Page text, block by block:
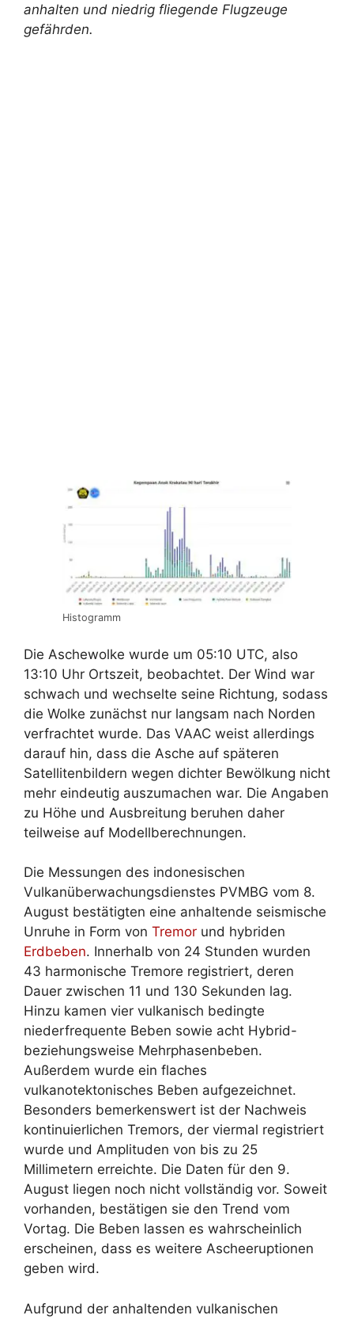
anhalten und niedrig fliegende Flugzeuge
gefährden.
Histogramm
Die Aschewolke wurde um 05:10 UTC, also
13:10 Uhr Ortszeit, beobachtet. Der Wind war
schwach und wechselte seine Richtung, sodass
die Wolke zunächst nur langsam nach Norden
verfrachtet wurde. Das VAAC weist allerdings
darauf hin, dass die Asche auf späteren
Satellitenbildern wegen dichter Bewölkung nicht
mehr eindeutig auszumachen war. Die Angaben
zu Höhe und Ausbreitung beruhen daher
teilweise auf Modellberechnungen.
Die Messungen des indonesischen
Vulkanüberwachungsdienstes PVMBG vom 8.
August bestätigten eine anhaltende seismische
Unruhe in Form von Tremor und hybriden
Erdbeben. Innerhalb von 24 Stunden wurden
43 harmonische Tremore registriert, deren
Dauer zwischen 11 und 130 Sekunden lag.
Hinzu kamen vier vulkanisch bedingte
niederfrequente Beben sowie acht Hybrid-
beziehungsweise Mehrphasenbeben.
Außerdem wurde ein flaches
vulkanotektonisches Beben aufgezeichnet.
Besonders bemerkenswert ist der Nachweis
kontinuierlichen Tremors, der viermal registriert
wurde und Amplituden von bis zu 25
Millimetern erreichte. Die Daten für den 9.
August liegen noch nicht vollständig vor. Soweit
vorhanden, bestätigen sie den Trend vom
Vortag. Die Beben lassen es wahrscheinlich
erscheinen, dass es weitere Ascheeruptionen
geben wird.
Aufgrund der anhaltenden vulkanischen